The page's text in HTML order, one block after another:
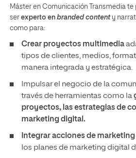
Máster en Comunicación Transmedia te
ser experto en branded contenty
como para:
Crear proyectos multimedia
tipos de clientes, medios,
manera integrada y estratégica.
Impulsar el negocio de la
través de herramientas como la
proyectos, las estrategias de
marketing digital.
Integrar acciones de
los planes de marketing digital